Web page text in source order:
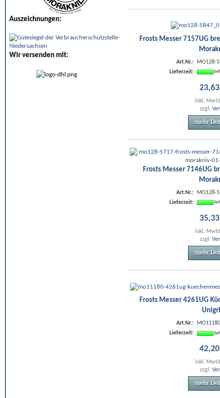
Auszeichnungen:
Wir versenden mit:
Frosts Messer 7157UG
Art.Nr.:
MO128-
Lieferzeit:
23,63
inkl.
zzgl.
mehr
Frosts Messer 7146UG
Art.Nr.:
MO128-
Lieferzeit:
35,33
inkl.
zzgl.
mehr
Frosts Messer 4261UG
Art.Nr.:
Lieferzeit:
42,20
inkl.
zzgl.
mehr